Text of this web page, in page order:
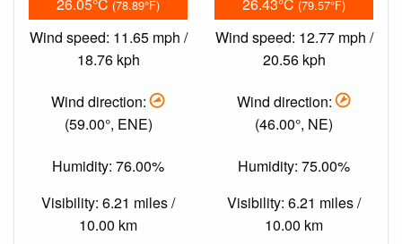
26.05°C (78.89°F)
Wind speed: 11.65 mph /
18.76 kph
Wind direction:
(59.00°, ENE)
Humidity: 76.00%
Visibility: 6.21 miles /
10.00 km
26.43°C (79.57°F)
Wind speed: 12.77 mph /
20.56 kph
Wind direction:
(46.00°, NE)
Humidity: 75.00%
Visibility: 6.21 miles /
10.00 km